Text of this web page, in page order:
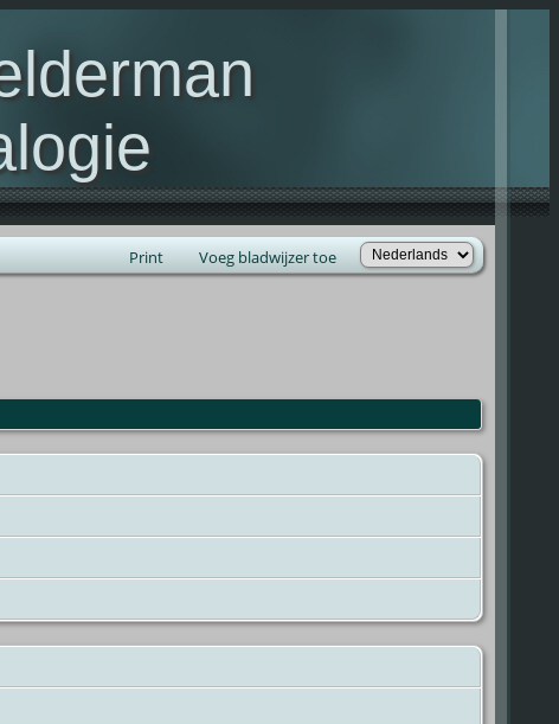
Kelderman(s)
Print Voeg bladwijzer toe